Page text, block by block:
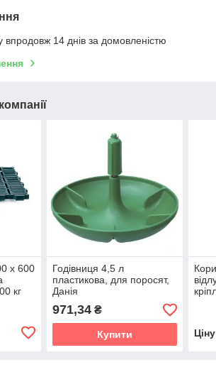
впродовж 14 днів за домовленістю
x 600
кг
Годівниця 4,5 л
пластикова, для поросят,
Данія
971,34₴
Купити